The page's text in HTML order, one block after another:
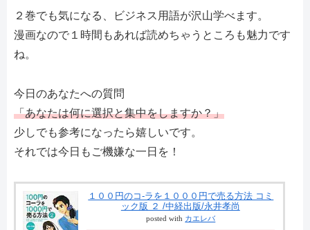
２巻でも気になる、ビジネス用語が沢山学べます。
漫画なので１時間もあれば読めちゃうところも魅力です
ね。
今日のあなたへの質問
「あなたは何に選択と集中をしますか？」
少しでも参考になったら嬉しいです。
それでは今日もご機嫌な一日を！
１００円のコ-ラを１０００円で売る方法 コミ
ック版 ２ /中経出版/永井孝尚
posted with カエレバ